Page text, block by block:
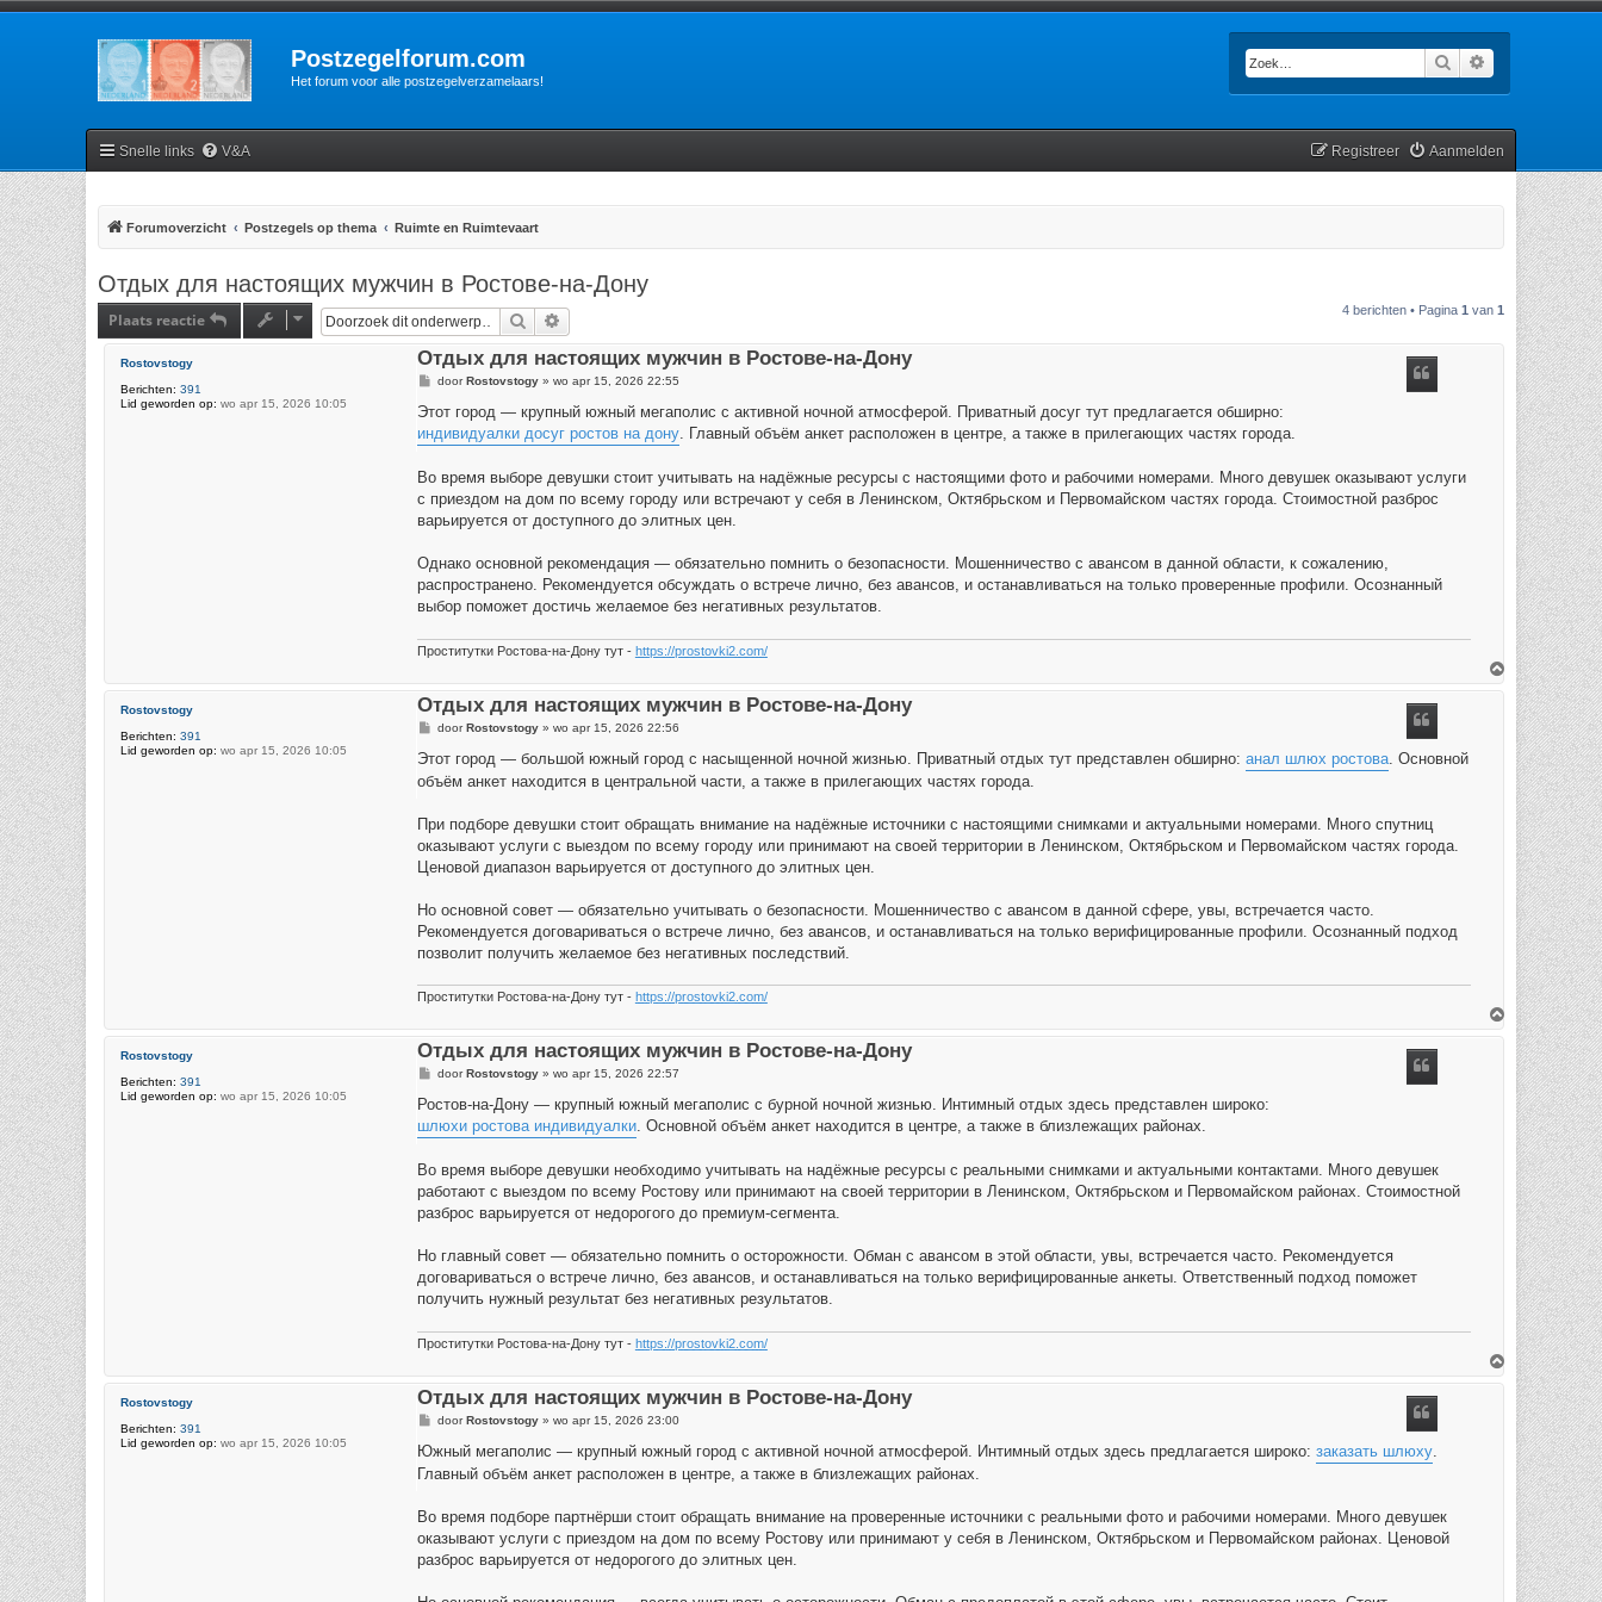
Postzegelforum.com
Het forum voor alle postzegelverzamelaars!
Zoek
Snelle links V&A Aanmelden
Registreer
Forumoverzicht Postzegels op thema Ruimte en Ruimtevaart
Отдых для настоящих мужчин в Ростове-на-Дону
Plaats reactie Zoek 4 berichten • Pagina 1 van 1
Rostovstogy
Berichten: 391
Lid geworden op: wo apr 15, 2026 10:05
Отдых для настоящих мужчин в Ростове-на-Дону
B
r
c
doorRostovstogy» wo apr 15, 2026 22:55
Этот город — крупный южный мегаполис с активной ночной атмосферой. Приватный досуг тут предлагается обширно:
индивидуалки досуг ростов на дону. Главный объём анкет расположен в центре, а также в прилегающих частях города.
Во время выборе девушки стоит учитывать на надёжные ресурсы с настоящими фото и рабочими номерами. Много девушек оказывают услуги
с приездом на дом по всему городу или встречают у себя в Ленинском, Октябрьском и Первомайском частях города. Стоимостной разброс
варьируется от доступного до элитных цен.
Однако основной рекомендация — обязательно помнить о безопасности. Мошенничество с авансом в данной области, к сожалению,
распространено. Рекомендуется обсуждать о встрече лично, без авансов, и останавливаться на только проверенные профили. Осознанный
выбор поможет достичь желаемое без негативных результатов.
Проститутки Ростова-на-Дону тут - https://prostovki2.com/
O
m
Rostovstogy
Berichten: 391
Lid geworden op: wo apr 15, 2026 10:05
Отдых для настоящих мужчин в Ростове-на-Дону
B
r
c
doorRostovstogy» wo apr 15, 2026 22:56
Этот город — большой южный город с насыщенной ночной жизнью. Приватный отдых тут представлен обширно: анал шлюх ростова. Основной
объём анкет находится в центральной части, а также в прилегающих частях города.
При подборе девушки стоит обращать внимание на надёжные источники с настоящими снимками и актуальными номерами. Много спутниц
оказывают услуги с выездом по всему городу или принимают на своей территории в Ленинском, Октябрьском и Первомайском частях города.
Ценовой диапазон варьируется от доступного до элитных цен.
Но основной совет — обязательно учитывать о безопасности. Мошенничество с авансом в данной сфере, увы, встречается часто.
Рекомендуется договариваться о встрече лично, без авансов, и останавливаться на только верифицированные профили. Осознанный подход
позволит получить желаемое без негативных последствий.
Проститутки Ростова-на-Дону тут - https://prostovki2.com/
O
m
Rostovstogy
Berichten: 391
Lid geworden op: wo apr 15, 2026 10:05
Отдых для настоящих мужчин в Ростове-на-Дону
B
r
c
door Rostovstogy» wo apr 15, 2026 22:57
Ростов-на-Дону — крупный южный мегаполис с бурной ночной жизнью. Интимный отдых здесь представлен широко:
шлюхи ростова индивидуалки. Основной объём анкет находится в центре, а также в близлежащих районах.
Во время выборе девушки необходимо учитывать на надёжные ресурсы с реальными снимками и актуальными контактами. Много девушек
работают с выездом по всему Ростову или принимают на своей территории в Ленинском, Октябрьском и Первомайском районах. Стоимостной
разброс варьируется от недорогого до премиум-сегмента.
Но главный совет — обязательно помнить о осторожности. Обман с авансом в этой области, увы, встречается часто. Рекомендуется
договариваться о встрече лично, без авансов, и останавливаться на только верифицированные анкеты. Ответственный подход поможет
получить нужный результат без негативных результатов.
Проститутки Ростова-на-Дону тут - https://prostovki2.com/
O
m
Rostovstogy
Berichten: 391
Lid geworden op: wo apr 15, 2026 10:05
Отдых для настоящих мужчин в Ростове-на-Дону
B
r
c
doorRostovstogy» wo apr 15, 2026 23:00
Южный мегаполис — крупный южный город с активной ночной атмосферой. Интимный отдых здесь предлагается широко: заказать шлюху.
Главный объём анкет расположен в центре, а также в близлежащих районах.
Во время подборе партнёрши стоит обращать внимание на проверенные источники с реальными фото и рабочими номерами. Много девушек
оказывают услуги с приездом на дом по всему Ростову или принимают у себя в Ленинском, Октябрьском и Первомайском районах. Ценовой
разброс варьируется от недорогого до элитных цен.